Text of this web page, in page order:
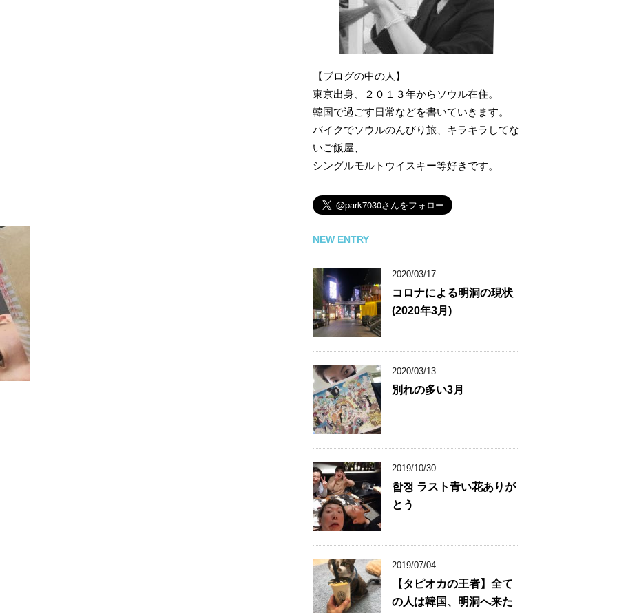
【ブログの中の人】
東京出身、２０１３年からソウル在住。
韓国で過ごす日常などを書いていきます。
バイクでソウルのんびり旅、キラキラしてな
いご飯屋、
シングルモルトウイスキー等好きです。
NEW ENTRY
2020/03/17
コロナによる明洞の現状
(2020年3月)
2020/03/13
別れの多い3月
2019/10/30
합정 ラスト青い花ありが
とう
2019/07/04
【タピオカの王者】全て
の人は韓国、明洞へ来た